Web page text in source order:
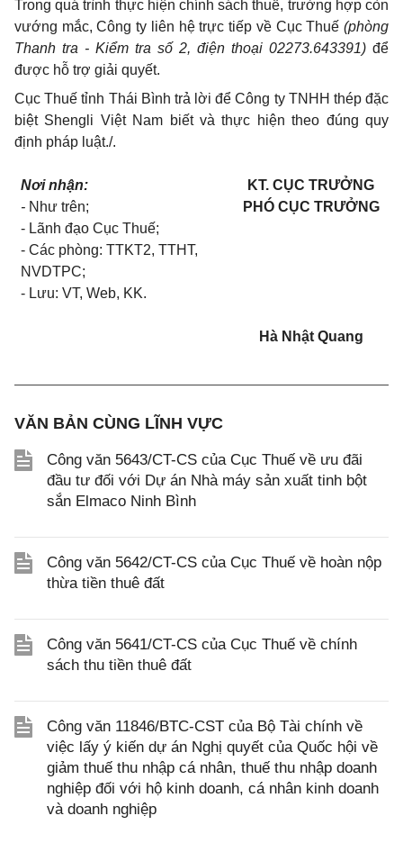
Trong quá trình thực hiện chính sách thuế, trường hợp còn
vướng mắc, Công ty liên hệ trực tiếp về Cục Thuế (phòng
Thanh tra - Kiểm tra số 2, điện thoại 02273.643391) để
được hỗ trợ giải quyết.
Cục Thuế tỉnh Thái Bình trả lời để Công ty TNHH thép đặc
biệt Shengli Việt Nam biết và thực hiện theo đúng quy
định pháp luật./.
Nơi nhận:
- Như trên;
- Lãnh đạo Cục Thuế;
- Các phòng: TTKT2, TTHT,
NVDTPC;
- Lưu: VT, Web, KK.
KT. CỤC TRƯỞNG
PHÓ CỤC TRƯỞNG
Hà Nhật Quang
VĂN BẢN CÙNG LĨNH VỰC
Công văn 5643/CT-CS của Cục Thuế về ưu đãi
đầu tư đối với Dự án Nhà máy sản xuất tinh bột
sắn Elmaco Ninh Bình
Công văn 5642/CT-CS của Cục Thuế về hoàn nộp
thừa tiền thuê đất
Công văn 5641/CT-CS của Cục Thuế về chính
sách thu tiền thuê đất
Công văn 11846/BTC-CST của Bộ Tài chính về
việc lấy ý kiến dự án Nghị quyết của Quốc hội về
giảm thuế thu nhập cá nhân, thuế thu nhập doanh
nghiệp đối với hộ kinh doanh, cá nhân kinh doanh
và doanh nghiệp